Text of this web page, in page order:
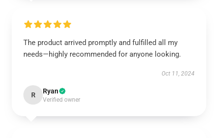
The product arrived promptly and fulfilled all my
needs—highly recommended for anyone looking.
Oct 11, 2024
R Ryan
Verified owner